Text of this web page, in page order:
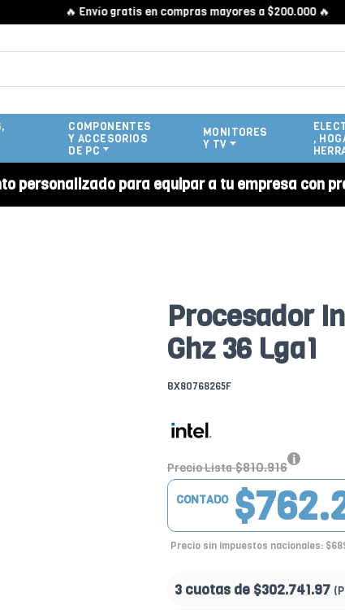
🔥 Envío gratis en compras mayores a $200.000 🔥
COMPONENTES
Y ACCESORIOS
DE PC
MONITORES
Y TV
,
personalizado para equipar a tu empresa con
Procesador
Ghz 36 Lga1
BX80768265F
Precio Lista $810.916
CONTADO
Precio sin impuestos nacionales:
3 cuotas de $302.741.97